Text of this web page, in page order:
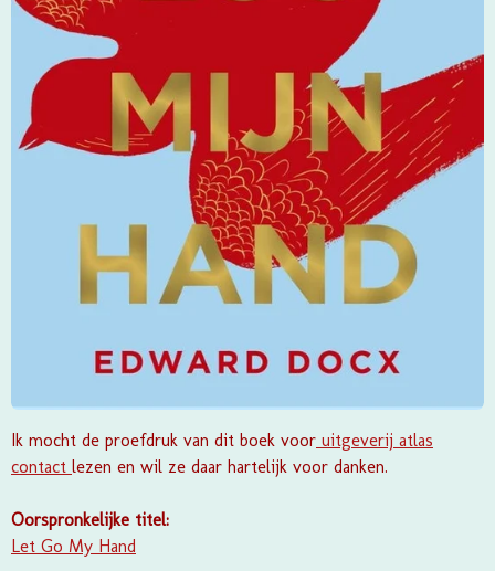
Ik mocht de proefdruk van dit boek voor uitgeverij atlas
contact lezen en wil ze daar hartelijk voor danken.
Oorspronkelijke titel:
Let Go My Hand